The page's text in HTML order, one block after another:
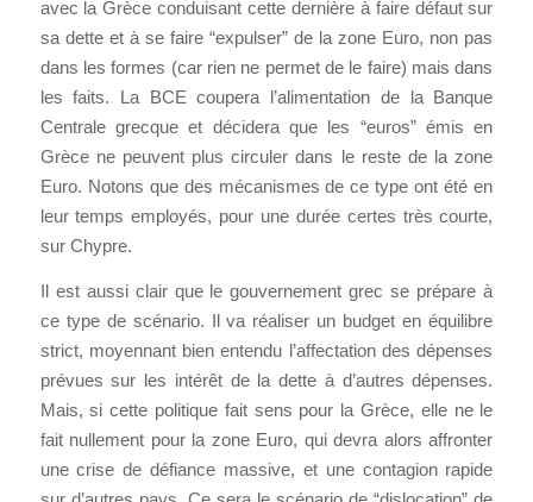
avec la Grèce conduisant cette dernière à faire défaut sur
sa dette et à se faire “expulser” de la zone Euro, non pas
dans les formes (car rien ne permet de le faire) mais dans
les faits. La BCE coupera l’alimentation de la Banque
Centrale grecque et décidera que les “euros” émis en
Grèce ne peuvent plus circuler dans le reste de la zone
Euro. Notons que des mécanismes de ce type ont été en
leur temps employés, pour une durée certes très courte,
sur Chypre.
Il est aussi clair que le gouvernement grec se prépare à
ce type de scénario. Il va réaliser un budget en équilibre
strict, moyennant bien entendu l’affectation des dépenses
prévues sur les intérêt de la dette à d’autres dépenses.
Mais, si cette politique fait sens pour la Grèce, elle ne le
fait nullement pour la zone Euro, qui devra alors affronter
une crise de défiance massive, et une contagion rapide